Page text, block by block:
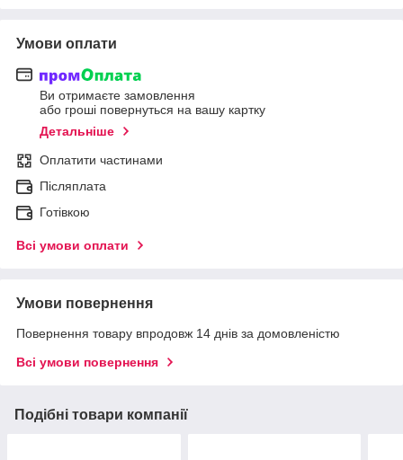
Умови оплати
Ви отримаєте замовлення
або гроші повернуться на вашу картку
Детальніше
Оплатити частинами
Післяплата
Готівкою
Всі умови оплати
Умови повернення
Повернення товару впродовж 14 днів за домовленістю
Всі умови повернення
Подібні товари компанії